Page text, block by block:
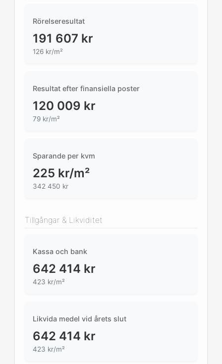
Rörelseresultat
191 607 kr
126 kr/m²
Resultat efter finansiella poster
120 009 kr
79 kr/m²
Sparande per kvm
225 kr/m²
342 450 kr
Tillgångar & Likviditet
Kassa och bank
642 414 kr
423 kr/m²
Likvida medel vid årets slut
642 414 kr
423 kr/m²